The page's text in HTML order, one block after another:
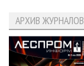
АРХИВ ЖУРНАЛОВ